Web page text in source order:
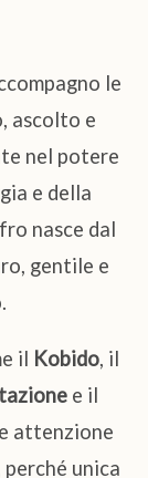
le
ascolto e
nel potere
e della
nasce dal
gentile e
il Kobido, il
e il
attenzione
unica